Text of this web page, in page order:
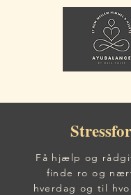
Få hjælp og
finde ro og
hverdag og til